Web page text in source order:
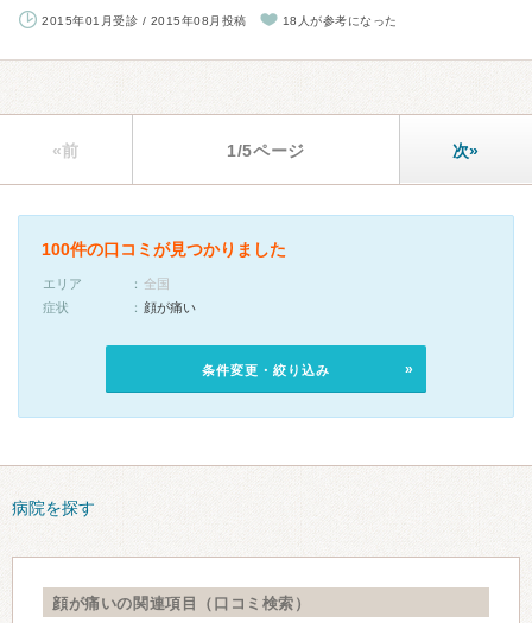
2015年01月受診 / 2015年08月投稿 18人が参考になった
«前 1/5ページ 次»
100件の口コミが見つかりました
エリア
全国
症状
顔が痛い
条件変更・絞り込み
病院を探す
顔が痛いの関連項目（口コミ検索）